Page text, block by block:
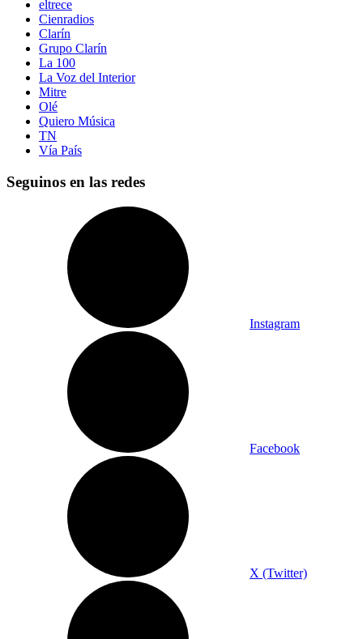
eltrece
Cienradios
Clarín
Grupo Clarín
La 100
La Voz del Interior
Mitre
Olé
Quiero Música
TN
Vía País
Seguinos en las redes
Instagram
Facebook
X (Twitter)